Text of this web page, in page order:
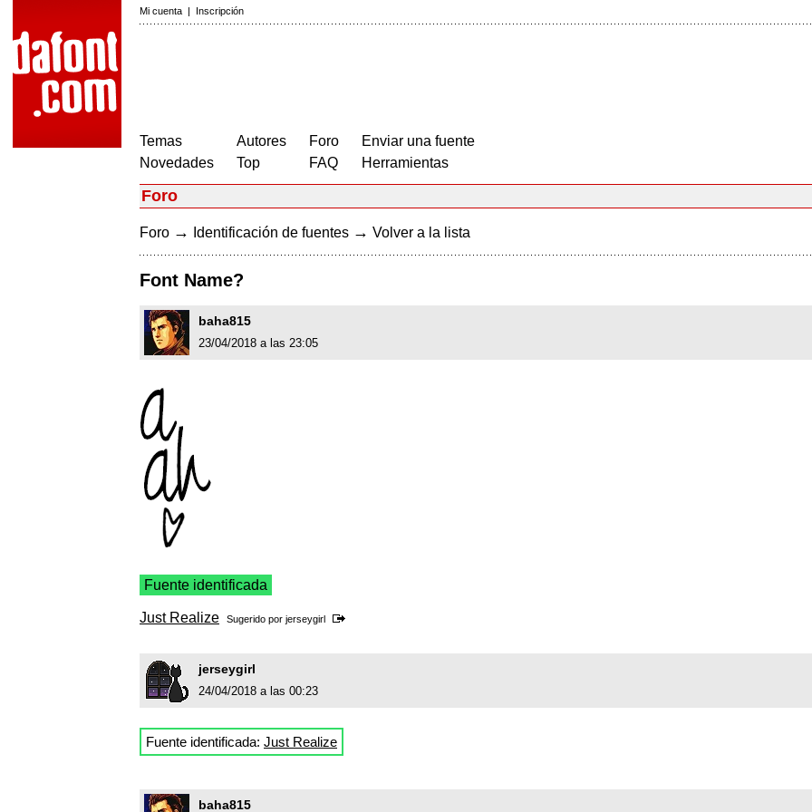
Mi cuenta | Inscripción
Temas
Novedades
Autores
Top
Foro
FAQ
Enviar una fuente
Herramientas
Foro
Foro → Identificación de fuentes → Volver a la lista
Font Name?
baha815
23/04/2018 a las 23:05
Fuente identificada
Just Realize Sugerido por jerseygirl
jerseygirl
24/04/2018 a las 00:23
Fuente identificada: Just Realize
baha815